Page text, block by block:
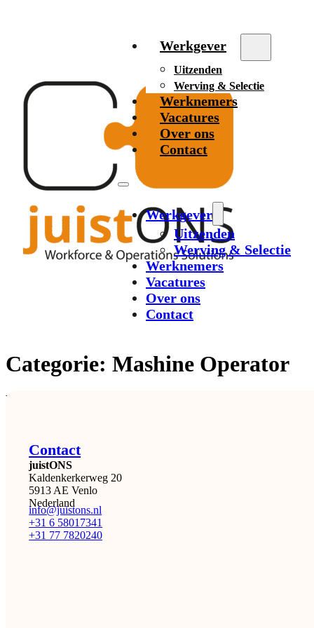
Werkgever
Uitzenden
Werving & Selectie
Werknemers
Vacatures
Over ons
Contact
Werkgever
Uitzenden
Werving & Selectie
Werknemers
Vacatures
Over ons
Contact
Categorie: Mashine Operator
Niets gevonden.
De juiste mensen. Op de juiste tijd. Op de juiste plek…
Contact
juistONS
Kaldenkerkerweg 20
5913 AE Venlo
Nederland
info@juistons.nl
+31 6 58017341
+31 77 7820240